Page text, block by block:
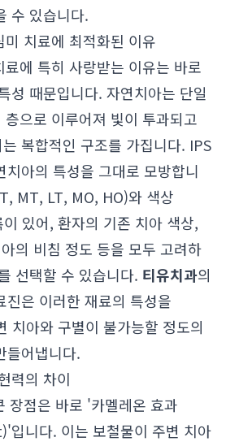
수 있습니다.
치료에 최적화된 이유
에 특히 사랑받는 이유는 바로
성 때문입니다. 자연치아는 단일
으로 이루어져 빛이 투과되고
복합적인 구조를 가집니다. IPS
아의 특성을 그대로 모방합니
MT, LT, MO, HO)와 색상
있어, 환자의 기존 치아 색상,
의 비침 정도 등을 모두 고려하
선택할 수 있습니다. 티유치과의
진은 이러한 재료의 특성을
치아와 구별이 불가능할 정도의
들어냅니다.
력의 차이
장점은 바로 '카멜레온 효과
니다. 이는 보철물이 주변 치아